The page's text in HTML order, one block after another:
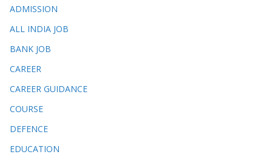
ADMISSION
ALL INDIA JOB
BANK JOB
CAREER
CAREER GUIDANCE
COURSE
DEFENCE
EDUCATION